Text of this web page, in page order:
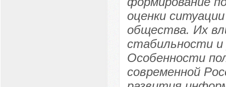
оценки
общества. Их
стабильности и
Особенности
современной